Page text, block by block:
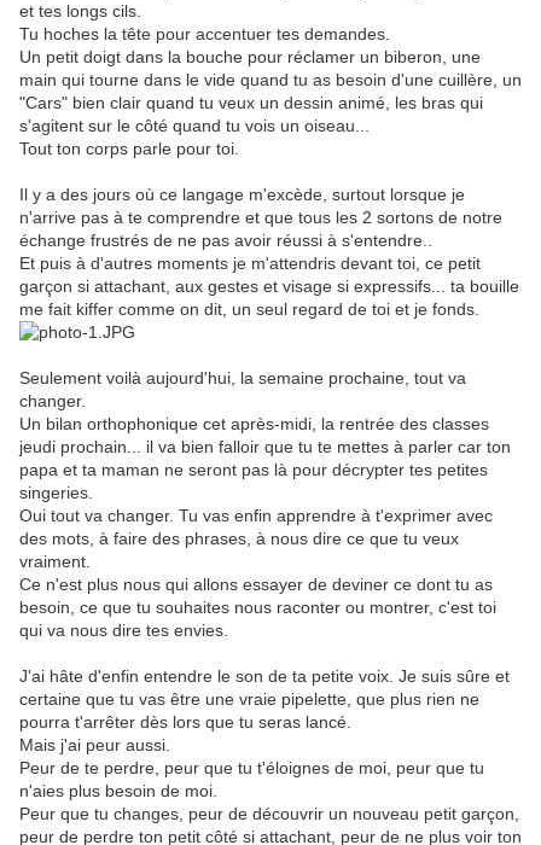
et tes longs cils.
Tu hoches la tête pour accentuer tes demandes.
Un petit doigt dans la bouche pour réclamer un biberon, une
main qui tourne dans le vide quand tu as besoin d'une cuillère, un
"Cars" bien clair quand tu veux un dessin animé, les bras qui
s'agitent sur le côté quand tu vois un oiseau...
Tout ton corps parle pour toi.
Il y a des jours où ce langage m'excède, surtout lorsque je
n'arrive pas à te comprendre et que tous les 2 sortons de notre
échange frustrés de ne pas avoir réussi à s'entendre..
Et puis à d'autres moments je m'attendris devant toi, ce petit
garçon si attachant, aux gestes et visage si expressifs... ta bouille
me fait kiffer comme on dit, un seul regard de toi et je fonds.
Seulement voilà aujourd'hui, la semaine prochaine, tout va
changer.
Un bilan orthophonique cet après-midi, la rentrée des classes
jeudi prochain... il va bien falloir que tu te mettes à parler car ton
papa et ta maman ne seront pas là pour décrypter tes petites
singeries.
Oui tout va changer. Tu vas enfin apprendre à t'exprimer avec
des mots, à faire des phrases, à nous dire ce que tu veux
vraiment.
Ce n'est plus nous qui allons essayer de deviner ce dont tu as
besoin, ce que tu souhaites nous raconter ou montrer, c'est toi
qui va nous dire tes envies.
J'ai hâte d'enfin entendre le son de ta petite voix. Je suis sûre et
certaine que tu vas être une vraie pipelette, que plus rien ne
pourra t'arrêter dès lors que tu seras lancé.
Mais j'ai peur aussi.
Peur de te perdre, peur que tu t'éloignes de moi, peur que tu
n'aies plus besoin de moi.
Peur que tu changes, peur de découvrir un nouveau petit garçon,
peur de perdre ton petit côté si attachant, peur de ne plus voir ton